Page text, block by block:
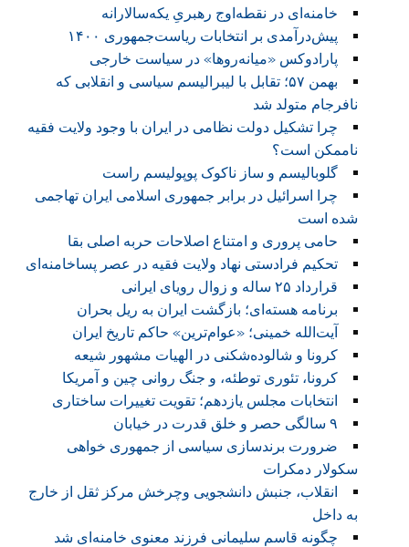
خامنه‌ای در نقطه‌اوج رهبریِ یکه‌سالارانه
پیش‌درآمدی بر انتخابات ریاست‌جمهوری ۱۴۰۰
پارادوکس «میانه‌روها» در سیاست خارجی
بهمن ۵۷؛ تقابل با لیبرالیسم سیاسی و انقلابی که
نافرجام متولد شد
چرا تشکیل دولت نظامی در ایران با وجود ولایت فقیه
ناممکن است؟
گلوبالیسم و ساز ناکوک پوپولیسم راست
چرا اسرائیل در برابر جمهوری اسلامی ایران تهاجمی
شده است
حامی پروری و امتناع اصلاحات حربه اصلی بقا
تحکیم فرادستی نهاد ولایت فقیه در عصر پساخامنه‌ای
قرارداد ۲۵ ساله و زوال رویای ایرانی
برنامه هسته‌ای؛ بازگشت ایران به ریل بحران
آیت‌الله خمینی؛ «عوام‌ترین» حاکم تاریخ ایران
کرونا و شالوده‌شکنی در الهیات مشهور شیعه
کرونا، تئوری توطئه، و جنگ روانی چین و آمریکا
انتخابات مجلس یازدهم؛ تقویت تغییرات ساختاری
۹ سالگی حصر و خلق قدرت در خیابان
ضرورت برند‌سازی سیاسی از جمهوری خواهی
سکولار دمکرات
انقلاب، جنبش دانشجویی وچرخش مرکز ثقل از خارج
به داخل
چگونه قاسم سلیمانی فرزند معنوی خامنه‌ای شد